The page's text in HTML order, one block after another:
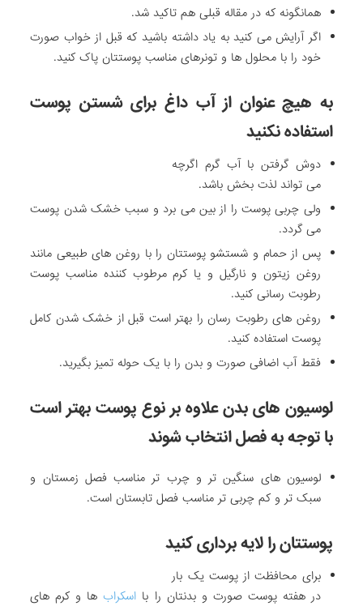
همانگونه که در مقاله قبلی هم تاکید شد.
اگر آرایش می کنید به یاد داشته باشید که قبل از خواب صورت
خود را با محلول ها و تونرهای مناسب پوستتان پاک کنید.
به هیچ عنوان از آب داغ برای شستن پوست
استفاده نکنید
دوش گرفتن با آب گرم اگرچه
می تواند لذت بخش باشد.
ولی چربی پوست را از بین می برد و سبب خشک شدن پوست
می گردد.
پس از حمام و شستشو پوستتان را با روغن های طبیعی مانند
روغن زیتون و نارگیل و یا کرم مرطوب کننده مناسب پوست
رطوبت رسانی کنید.
روغن های رطوبت رسان را بهتر است قبل از خشک شدن کامل
پوست استفاده کنید.
فقط آب اضافی صورت و بدن را با یک حوله تمیز بگیرید.
لوسیون های بدن علاوه بر نوع پوست بهتر است
با توجه به فصل انتخاب شوند
لوسیون های سنگین تر و چرب تر مناسب فصل زمستان و
سبک تر و کم چربی تر مناسب فصل تابستان است.
پوستتان را لایه برداری کنید
برای محافظت از پوست یک بار
در هفته پوست صورت و بدنتان را با اسکراب ها و کرم های